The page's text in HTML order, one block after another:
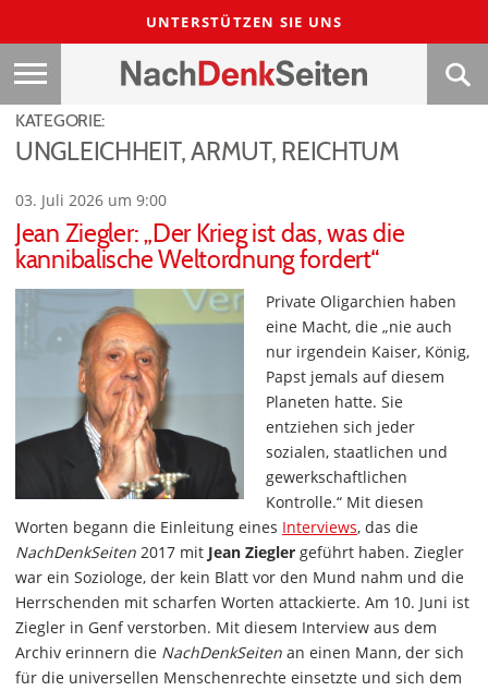
UNTERSTÜTZEN SIE UNS
KATEGORIE:
UNGLEICHHEIT, ARMUT, REICHTUM
03. Juli 2026 um 9:00
Jean Ziegler: „Der Krieg ist das, was die
kannibalische Weltordnung fordert“
Private Oligarchien haben
eine Macht, die „nie auch
nur irgendein Kaiser, König,
Papst jemals auf diesem
Planeten hatte. Sie
entziehen sich jeder
sozialen, staatlichen und
gewerkschaftlichen
Kontrolle.“ Mit diesen
Worten begann die Einleitung eines Interviews, das die
NachDenkSeiten 2017 mit Jean Ziegler geführt haben. Ziegler
war ein Soziologe, der kein Blatt vor den Mund nahm und die
Herrschenden mit scharfen Worten attackierte. Am 10. Juni ist
Ziegler in Genf verstorben. Mit diesem Interview aus dem
Archiv erinnern die NachDenkSeiten an einen Mann, der sich
für die universellen Menschenrechte einsetzte und sich dem